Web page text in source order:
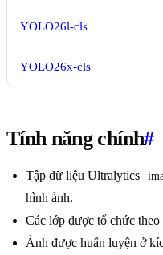
YOLO26l-cls
YOLO26x-cls
Tính năng chính#
Tập dữ liệu Ultralytics
hình ảnh.
Các lớp được tổ chức
Ảnh được huấn luyện ở